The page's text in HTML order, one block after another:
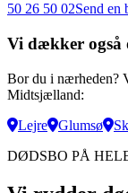
50 26 50 02Send en
Vi dækker også
Bor du i nærheden?
Midtsjælland:
Lejre
Glumsø
DØDSBO PÅ